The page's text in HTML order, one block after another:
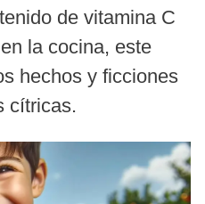
de vitamina C
la cocina, este
hechos y ficciones
cítricas.